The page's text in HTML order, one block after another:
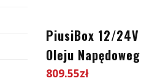
PiusiBox 12/
Oleju
809.55zł